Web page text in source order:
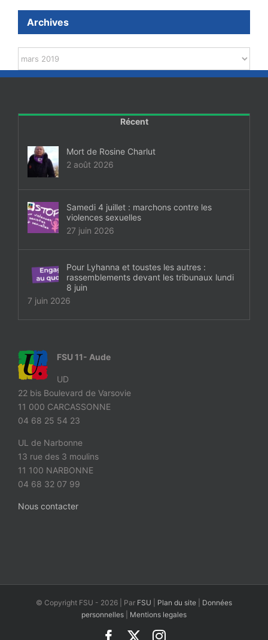
Archives
Archives
Récent
Mort de Rosine Charlut
2 août 2026
Samedi 4 juillet : marchons contre les
violences sexuelles
27 juin 2026
Pour Lyhanna et toustes les autres :
rassemblements devant les tribunaux lundi
8 juin
7 juin 2026
FSU 11- Aude
UD
22 bis Boulevard de Varsovie
11 000 CARCASSONNE
04 68 25 54 23
UL de Narbonne
13 rue des 3 moulins
11 100 NARBONNE
04 68 32 07 99
Nous contacter
© Copyright FSU - 2026 | Par FSU Plan du site
Données
personnelles
Mentions legales
FacebookInstagram